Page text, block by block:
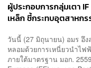
ผู้ประกอบการกลุ่มเตา
เหล็ก ชี้กระทบอุตสาหก
วันนี้ (27 มิถุนายน) อมร อึ
หลอมด้วยการเหนี่ยวนำไฟ
ภายใต้มาตรฐาน มอก.